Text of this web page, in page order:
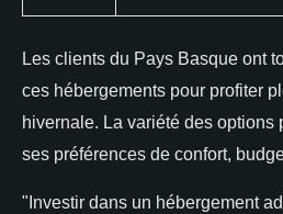
Les clients du Pays Basque ont
ces hébergements pour profiter
hivernale. La variété des options
ses préférences de confort,
"Investir dans un hébergement